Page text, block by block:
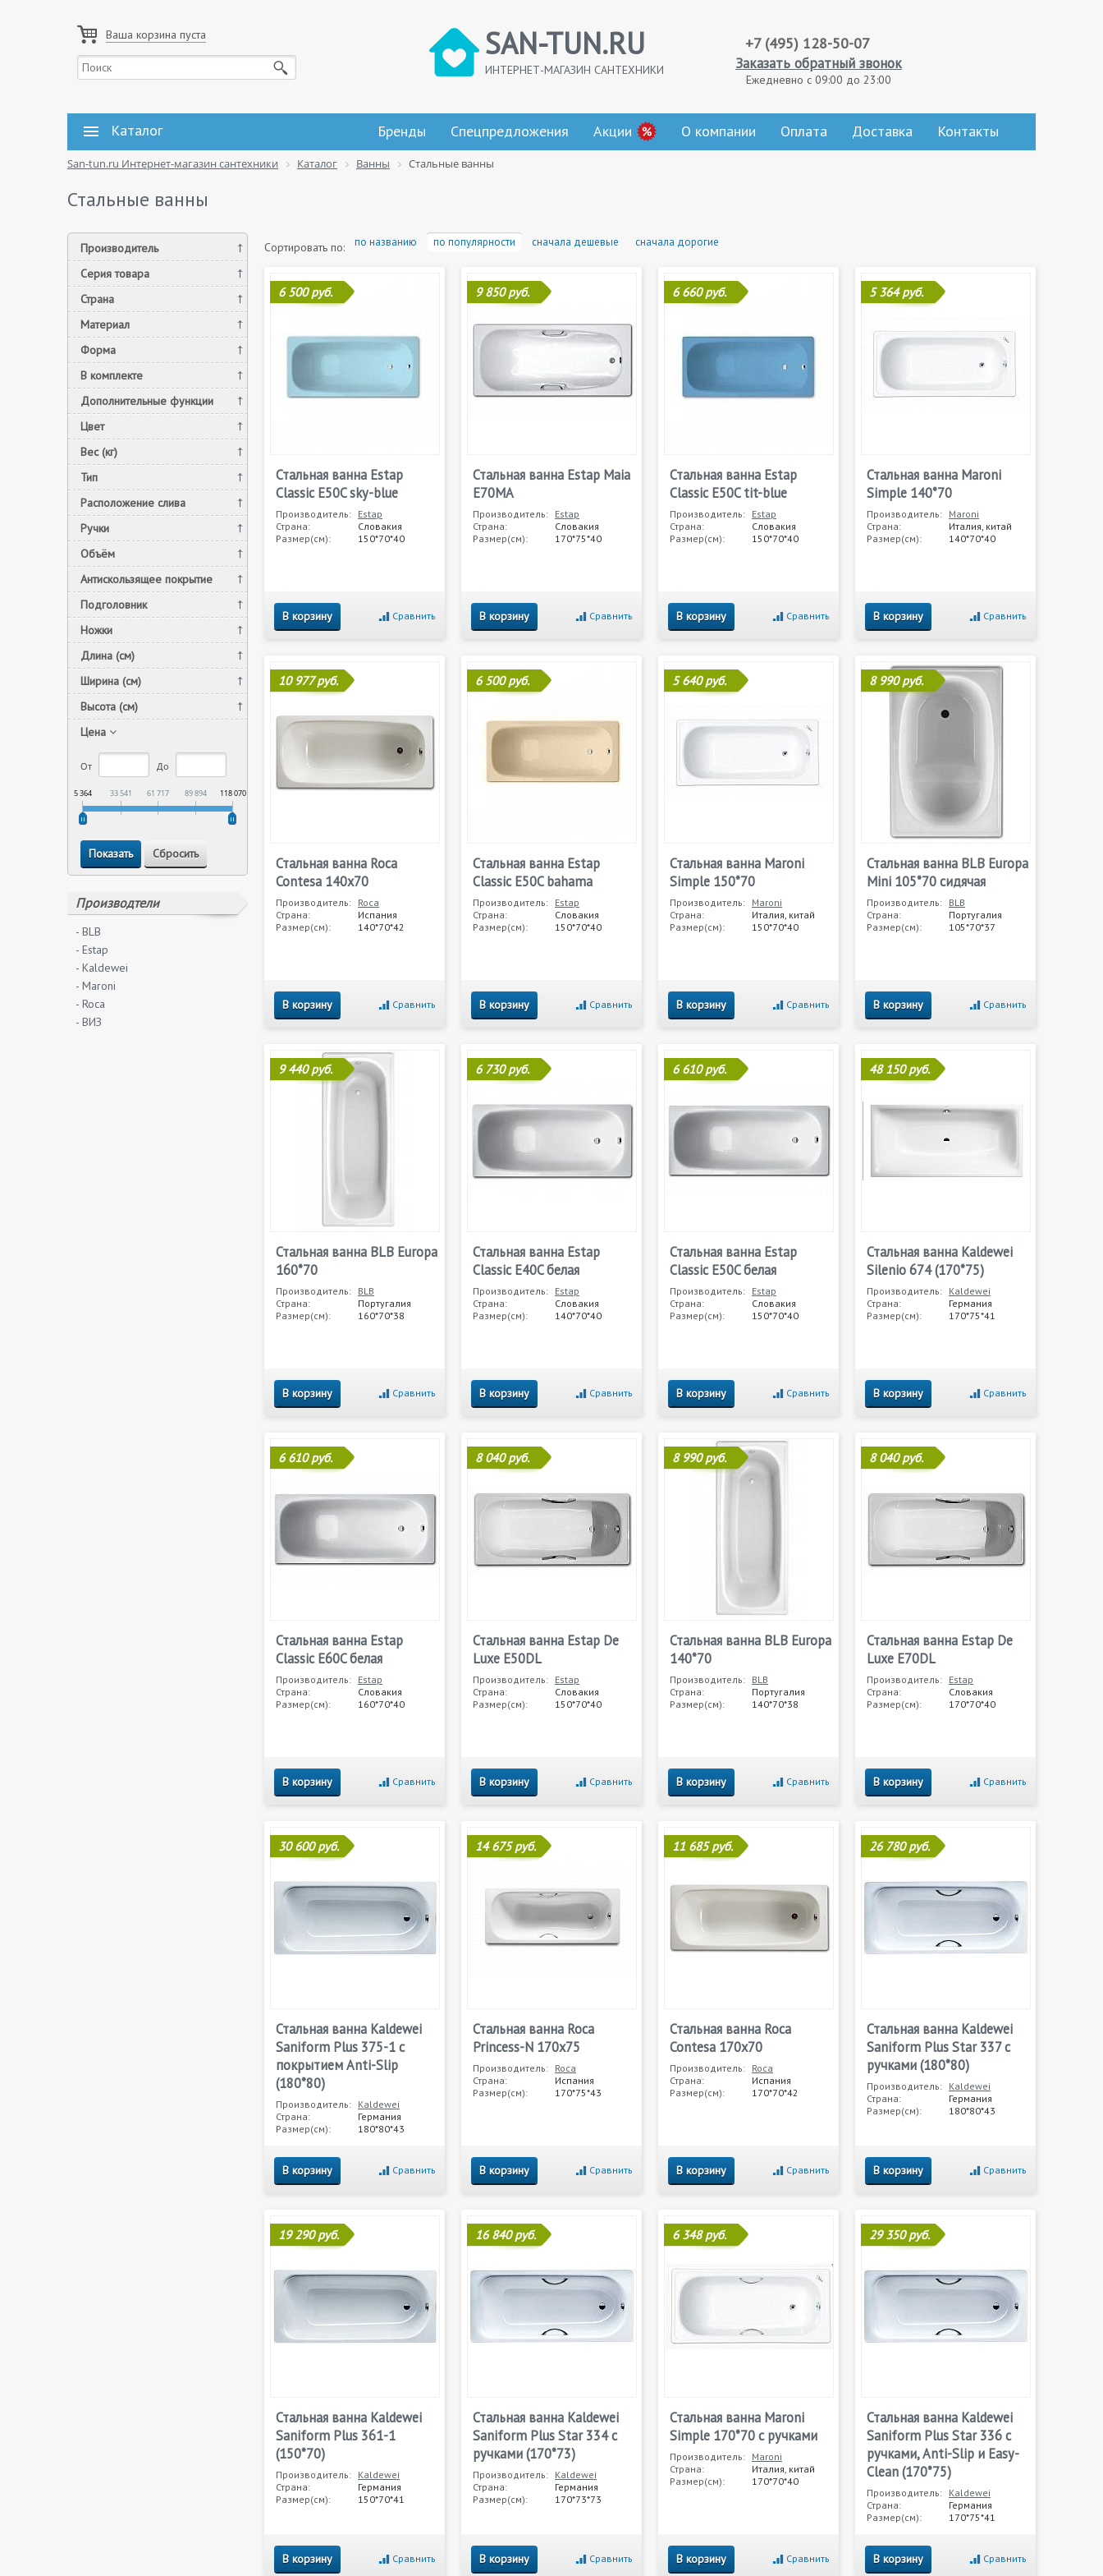
Ваша корзина пуста SAN-TUN.RU
ИНТЕРНЕТ-МАГАЗИН САНТЕХНИКИ
+7 (495) 128-50-07
Заказать обратный звонок
Ежедневно с 09:00 до 23:00
Каталог Бренды Спецпредложения Акции О компании Оплата Доставка Контакты
San-tun.ru Интернет-магазин сантехники Каталог Ванны Стальные ванны
Стальные ванны
Производитель
Серия товара
Страна
Материал
Форма
В комплекте
Дополнительные функции
Цвет
Вес (кг)
Тип
Расположение слива
Ручки
Объём
Антискользящее покрытие
Подголовник
Ножки
Длина (см)
Ширина (см)
Высота (см)
Цена
От До
5 364 33 541 61 717 89 894 118 070
Производтели
- BLB
- Estap
- Kaldewei
- Maroni
- Roca
- ВИЗ
Сортировать по: по названию по популярности сначала дешевые сначала дорогие
6 500 руб.
Стальная ванна Estap
Classic E50C sky-blue
Производитель: Estap
Страна:
Словакия
Размер(см):
150*70*40
В корзину Сравнить
9 850 руб.
Стальная ванна Estap Maia
E70MA
Производитель: Estap
Страна:
Словакия
Размер(см):
170*75*40
В корзину Сравнить
6 660 руб.
Стальная ванна Estap
Classic E50C tit-blue
Производитель: Estap
Страна:
Словакия
Размер(см):
150*70*40
В корзину Сравнить
5 364 руб.
Стальная ванна Maroni
Simple 140*70
Производитель: Maroni
Страна:
Италия, китай
Размер(см):
140*70*40
В корзину Сравнить
10 977 руб.
Стальная ванна Roca
Contesa 140x70
Производитель: Roca
Страна:
Испания
Размер(см):
140*70*42
В корзину Сравнить
6 500 руб.
Стальная ванна Estap
Classic E50C bahama
Производитель: Estap
Страна:
Словакия
Размер(см):
150*70*40
В корзину Сравнить
5 640 руб.
Стальная ванна Maroni
Simple 150*70
Производитель: Maroni
Страна:
Италия, китай
Размер(см):
150*70*40
В корзину Сравнить
8 990 руб.
Стальная ванна BLB Europa
Mini 105*70 сидячая
Производитель: BLB
Страна:
Португалия
Размер(см):
105*70*37
В корзину Сравнить
9 440 руб.
Стальная ванна BLB Europa
160*70
Производитель: BLB
Страна:
Португалия
Размер(см):
160*70*38
В корзину Сравнить
6 730 руб.
Стальная ванна Estap
Classic E40C белая
Производитель: Estap
Страна:
Словакия
Размер(см):
140*70*40
В корзину Сравнить
6 610 руб.
Стальная ванна Estap
Classic E50C белая
Производитель: Estap
Страна:
Словакия
Размер(см):
150*70*40
В корзину Сравнить
48 150 руб.
Стальная ванна Kaldewei
Silenio 674 (170*75)
Производитель: Kaldewei
Страна:
Германия
Размер(см):
170*75*41
В корзину Сравнить
6 610 руб.
Стальная ванна Estap
Classic E60C белая
Производитель: Estap
Страна:
Словакия
Размер(см):
160*70*40
В корзину Сравнить
8 040 руб.
Стальная ванна Estap De
Luxe E50DL
Производитель: Estap
Страна:
Словакия
Размер(см):
150*70*40
В корзину Сравнить
8 990 руб.
Стальная ванна BLB Europa
140*70
Производитель: BLB
Страна:
Португалия
Размер(см):
140*70*38
В корзину Сравнить
8 040 руб.
Стальная ванна Estap De
Luxe E70DL
Производитель: Estap
Страна:
Словакия
Размер(см):
170*70*40
В корзину Сравнить
30 600 руб.
Стальная ванна Kaldewei
Saniform Plus 375-1 с
покрытием Anti-Slip
(180*80)
Производитель: Kaldewei
Страна:
Германия
Размер(см):
180*80*43
В корзину Сравнить
14 675 руб.
Стальная ванна Roca
Princess-N 170x75
Производитель: Roca
Страна:
Испания
Размер(см):
170*75*43
В корзину Сравнить
11 685 руб.
Стальная ванна Roca
Contesa 170x70
Производитель: Roca
Страна:
Испания
Размер(см):
170*70*42
В корзину Сравнить
26 780 руб.
Стальная ванна Kaldewei
Saniform Plus Star 337 с
ручками (180*80)
Производитель: Kaldewei
Страна:
Германия
Размер(см):
180*80*43
В корзину Сравнить
19 290 руб.
Стальная ванна Kaldewei
Saniform Plus 361-1
(150*70)
Производитель: Kaldewei
Страна:
Германия
Размер(см):
150*70*41
В корзину Сравнить
16 840 руб.
Стальная ванна Kaldewei
Saniform Plus Star 334 с
ручками (170*73)
Производитель: Kaldewei
Страна:
Германия
Размер(см):
170*73*73
В корзину Сравнить
6 348 руб.
Стальная ванна Maroni
Simple 170*70 с ручками
Производитель: Maroni
Страна:
Италия, китай
Размер(см):
170*70*40
В корзину Сравнить
29 350 руб.
Стальная ванна Kaldewei
Saniform Plus Star 336 с
ручками, Anti-Slip и Easy-
Clean (170*75)
Производитель: Kaldewei
Страна:
Германия
Размер(см):
170*75*41
В корзину Сравнить